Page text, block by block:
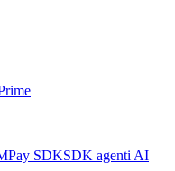
Pay SDKSDK agenti AI